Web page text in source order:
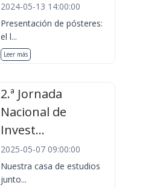
2024-05-13 14:00:00
Presentación de pósteres:
el l...
Leer más
2.ª Jornada
Nacional de
Invest...
2025-05-07 09:00:00
Nuestra casa de estudios
junto...